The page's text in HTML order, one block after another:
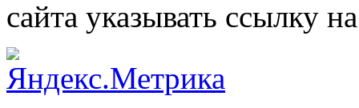
сайта указывать ссылку